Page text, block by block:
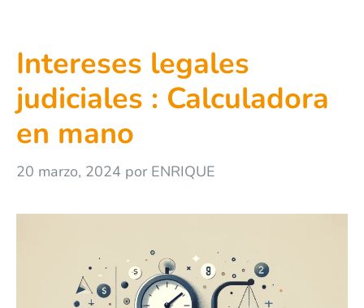
Intereses legales
judiciales : Calculadora
en mano
20 marzo, 2024 por ENRIQUE